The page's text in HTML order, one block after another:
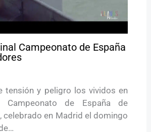
Campeonato de España
tensión y peligro los vividos en
de España de
celebrado en Madrid el domingo